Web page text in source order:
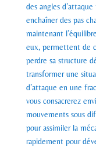
des angles
enchaîner des pas
maintenant
eux, permettent de
perdre sa structure
transformer une
d’attaque en une
vous consacrerez
mouvements sous
pour assimiler la
rapidement pour